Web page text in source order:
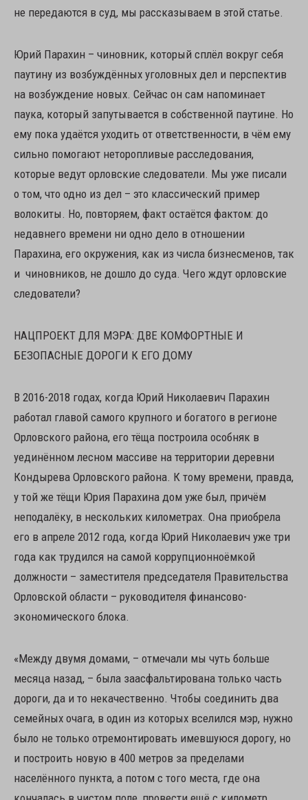
не передаются в суд, мы рассказываем в этой статье.
Юрий Парахин – чиновник, который сплёл вокруг себя
паутину из возбуждённых уголовных дел и перспектив
на возбуждение новых. Сейчас он сам напоминает
паука, который запутывается в собственной паутине. Но
ему пока удаётся уходить от ответственности, в чём ему
сильно помогают неторопливые расследования,
которые ведут орловские следователи. Мы уже писали
о том, что одно из дел – это классический пример
волокиты. Но, повторяем, факт остаётся фактом: до
недавнего времени ни одно дело в отношении
Парахина, его окружения, как из числа бизнесменов, так
и чиновников, не дошло до суда. Чего ждут орловские
следователи?
НАЦПРОЕКТ ДЛЯ МЭРА: ДВЕ КОМФОРТНЫЕ И
БЕЗОПАСНЫЕ ДОРОГИ К ЕГО ДОМУ
В 2016-2018 годах, когда Юрий Николаевич Парахин
работал главой самого крупного и богатого в регионе
Орловского района, его тёща построила особняк в
уединённом лесном массиве на территории деревни
Кондырева Орловского района. К тому времени, правда,
у той же тёщи Юрия Парахина дом уже был, причём
неподалёку, в нескольких километрах. Она приобрела
его в апреле 2012 года, когда Юрий Николаевич уже три
года как трудился на самой коррупционноёмкой
должности – заместителя председателя Правительства
Орловской области – руководителя финансово-
экономического блока.
«Между двумя домами, – отмечали мы чуть больше
месяца назад, – была заасфальтирована только часть
дороги, да и то некачественно. Чтобы соединить два
семейных очага, в один из которых вселился мэр, нужно
было не только отремонтировать имевшуюся дорогу, но
и построить новую в 400 метров за пределами
населённого пункта, а потом с того места, где она